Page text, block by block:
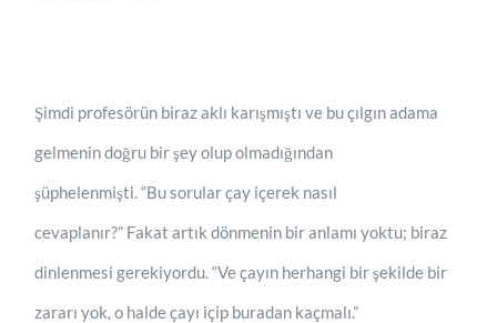
Şimdi profesörün biraz aklı karışmıştı ve bu çılgın adama
gelmenin doğru bir şey olup olmadığından
şüphelenmişti. “Bu sorular çay içerek nasıl
cevaplanır?” Fakat artık dönmenin bir anlamı yoktu; biraz
dinlenmesi gerekiyordu. “Ve çayın herhangi bir şekilde bir
zararı yok, o halde çayı içip buradan kaçmalı.”